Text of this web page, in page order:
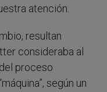
atención.
resultan
consideraba al
proceso
según un